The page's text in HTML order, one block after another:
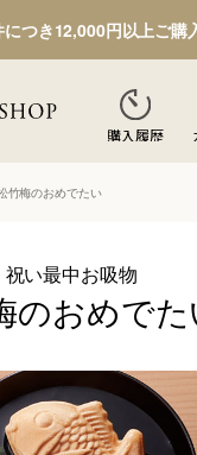
つき12,000円以上ご購
購入履歴
梅のおめでたい
祝い最中お吸物
のおめでた